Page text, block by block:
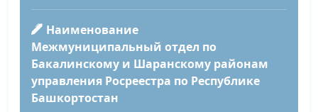
Наименование
Межмуниципальный отдел по
Бакалинскому и Шаранскому районам
управления Росреестра по Республике
Башкортостан